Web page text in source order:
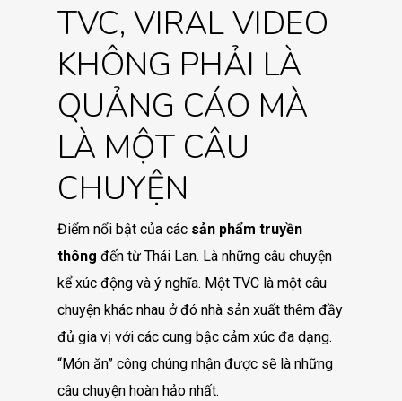
TVC, VIRAL VIDEO
KHÔNG PHẢI LÀ
QUẢNG CÁO MÀ
LÀ MỘT CÂU
CHUYỆN
Điểm nổi bật của các sản phẩm truyền
thông đến từ Thái Lan. Là những câu chuyện
kể xúc động và ý nghĩa. Một TVC là một câu
chuyện khác nhau ở đó nhà sản xuất thêm đầy
đủ gia vị với các cung bậc cảm xúc đa dạng.
“Món ăn” công chúng nhận được sẽ là những
câu chuyện hoàn hảo nhất.